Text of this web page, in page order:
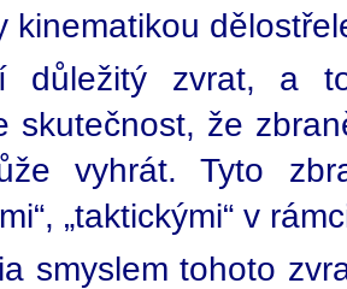
kinematikou
důležitý zvrat, a
skutečnost, že
vyhrát. Tyto
„taktickými“ v
smyslem tohoto